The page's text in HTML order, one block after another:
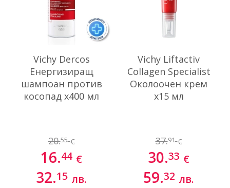
Vichy Dercos
Енергизиращ
шампоан против
косопад х400 мл
20.55 €
16.44 €
32.15 лв.
Vichy Liftactiv
Collagen Specialist
Околоочен крем
х15 мл
37.91 €
30.33 €
59.32 лв.